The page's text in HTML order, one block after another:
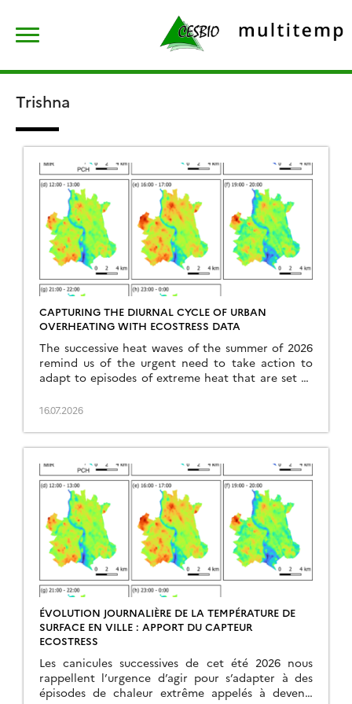
content
Trishna
CAPTURING THE DIURNAL CYCLE OF URBAN
OVERHEATING WITH ECOSTRESS DATA
The successive heat waves of the summer of 2026
remind us of the urgent need to take action to
adapt to episodes of extreme heat that are set to
in the year. In this context, the urban heat island
as […]
16.07.2026
ÉVOLUTION JOURNALIÈRE DE LA TEMPÉRATURE DE
SURFACE EN VILLE : APPORT DU CAPTEUR
ECOSTRESS
Les canicules successives de cet été 2026 nous
rappellent l’urgence d’agir pour s’adapter à des
épisodes de chaleur extrême appelés à devenir